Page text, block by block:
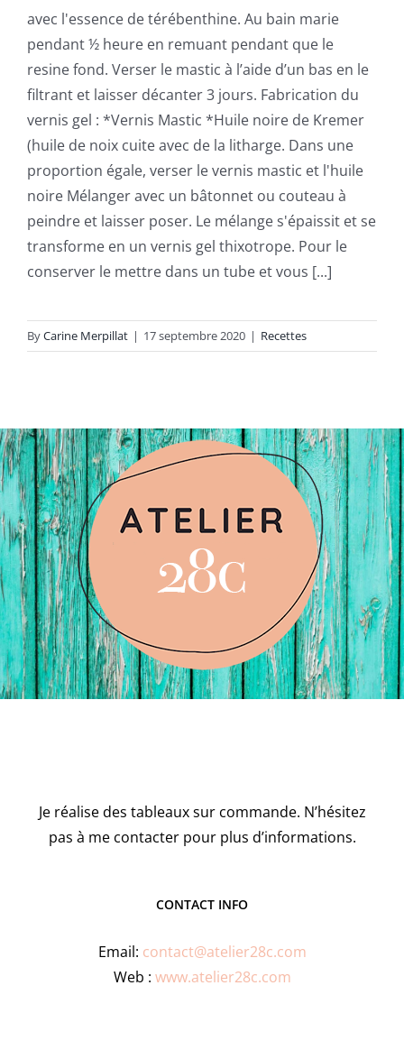
avec l'essence de térébenthine. Au bain marie
pendant ½ heure en remuant pendant que le
resine fond. Verser le mastic à l’aide d’un bas en le
filtrant et laisser décanter 3 jours. Fabrication du
vernis gel : *Vernis Mastic *Huile noire de Kremer
(huile de noix cuite avec de la litharge. Dans une
proportion égale, verser le vernis mastic et l'huile
noire Mélanger avec un bâtonnet ou couteau à
peindre et laisser poser. Le mélange s'épaissit et se
transforme en un vernis gel thixotrope. Pour le
conserver le mettre dans un tube et vous [...]
ByCarine Merpillat | 17 septembre 2020 | Recettes
Je réalise des tableaux sur commande. N’hésitez
pas à me contacter pour plus d’informations.
CONTACT INFO
Email: contact@atelier28c.com
Web : www.atelier28c.com